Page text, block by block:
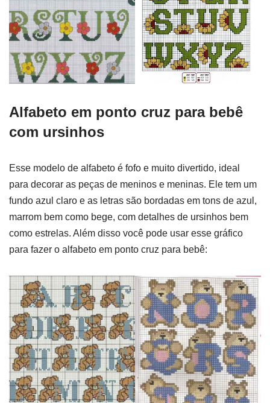
Alfabeto em ponto cruz para bebê
com ursinhos
Esse modelo de alfabeto é fofo e muito divertido, ideal
para decorar as peças de meninos e meninas. Ele tem um
fundo azul claro e as letras são bordadas em tons de azul,
marrom bem como bege, com detalhes de ursinhos bem
como estrelas. Além disso você pode usar esse gráfico
para fazer o alfabeto em ponto cruz para bebê: